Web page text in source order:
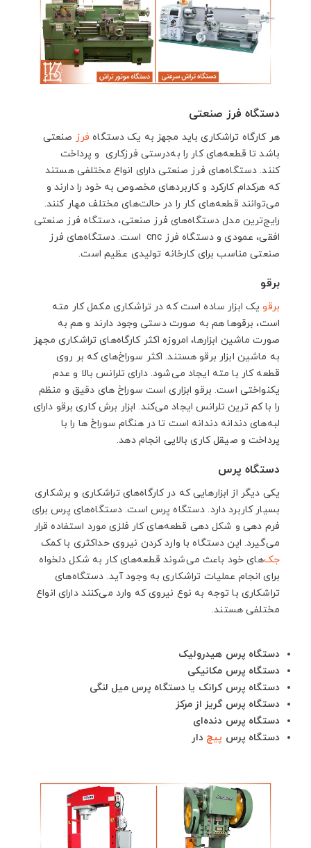
دستگاه فرز صنعتی
هر کارگاه تراشکاری باید مجهز به یک دستگاه فرز صنعتی
باشد تا قطعه‌های کار را به‌درستی فرزکاری و پرداخت
کنند. دستگاه‌های فرز صنعتی دارای انواع مختلفی هستند
که هرکدام کارکرد و کاربردهای مخصوص به خود را دارند و
می‌توانند قطعه‌های کار را در حالت‌های مختلف مهار کنند.
رایج‌ترین مدل دستگاه‌های فرز صنعتی، دستگاه فرز صنعتی
افقی، عمودی و دستگاه فرز cnc است. دستگاه‌های فرز
صنعتی مناسب برای کارخانه تولیدی عظیم است.
برقو
برقویک ابزار ساده است که در تراشکاری مکمل کار مته
است، برقوها هم به صورت دستی وجود دارند و هم به
صورت ماشین ابزارها، امروزه اکثر کارگاه‌های تراشکاری مجهز
به ماشین ابزار برقو هستند. اکثر سوراخ‌های که بر روی
قطعه کار با مته ایجاد می‌شود. دارای تلرانس بالا و عدم
یکنواختی است. برقو ابزاری است سوراخ های دقیق و منظم
را با کم ترین تلرانس ایجاد می‌کند. ابزار برش کاری برقو دارای
لبه‌های دندانه دندانه است تا در هنگام سوراخ ها را با
پرداخت و صیقل کاری بالایی انجام دهد.
دستگاه پرس
یکی دیگر از ابزارهایی که در کارگاه‌های تراشکاری و برشکاری
بسیار کاربرد دارد. دستگاه پرس است. دستگاه‌های پرس برای
فرم دهی و شکل دهی قطعه‌های کار فلزی مورد استفاده قرار
می‌گیرد. این دستگاه با وارد کردن نیروی حداکثری با کمک
جک‌های خود باعث می‌شوند قطعه‌های کار به شکل دلخواه
برای انجام عملیات تراشکاری به وجود آید. دستگاه‌های
تراشکاری با توجه به نوع نیروی که وارد می‌کنند دارای انواع
مختلفی هستند.
دستگاه پرس هیدرولیک
دستگاه پرس مکانیکی
دستگاه پرس کرانک یا دستگاه پرس میل لنگی
دستگاه پرس گریز از مرکز
دستگاه پرس دنده‌ای
دستگاه پرس پیچ دار